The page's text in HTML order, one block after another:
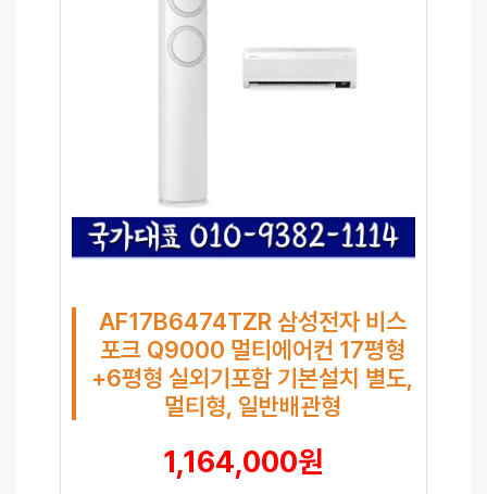
AF17B6474TZR 삼성전자 비스
포크 Q9000 멀티에어컨 17평형
+6평형 실외기포함 기본설치 별도,
멀티형, 일반배관형
1,164,000원